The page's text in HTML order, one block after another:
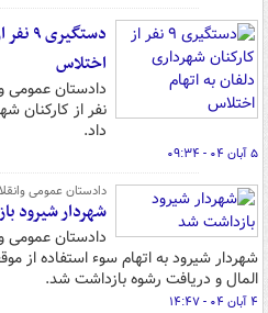
اختلاس
نفر از کارکنان
داد.
۵ آبان ۰۴ - ۰۹:۳۴
دادستان عمومی
شهردار شیرود
دادستان عمومی
شهردار شیرود به اتهام سوء استفاده
المال و دریافت رشوه بازداشت شد.
۴ آبان ۰۴ - ۱۴:۴۷